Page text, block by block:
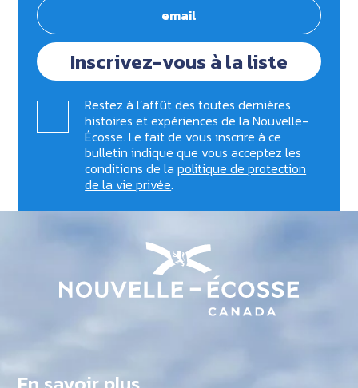
Inscrivez-vous à la liste
Restez à l’affût des toutes dernières
histoires et expériences de la Nouvelle-
Écosse. Le fait de vous inscrire à ce
bulletin indique que vous acceptez les
conditions de lapolitique de protection
de la vie privée.